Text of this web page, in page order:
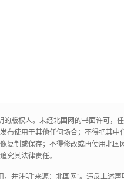
版权人。未经北国网的书面许可，
布使用于其他任何场合；不得把其中
复制或保存；不得修改或再使用北国
究其法律责任。
并注明“来源：北国网”。违反上述